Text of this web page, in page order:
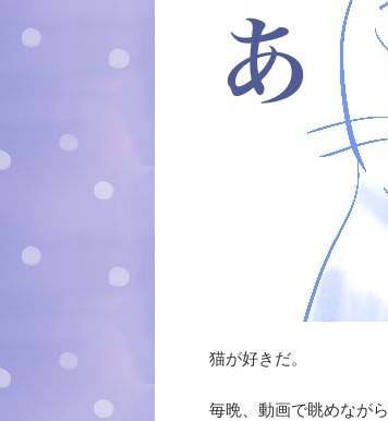
猫が好きだ。
毎晩、動画で眺めながら